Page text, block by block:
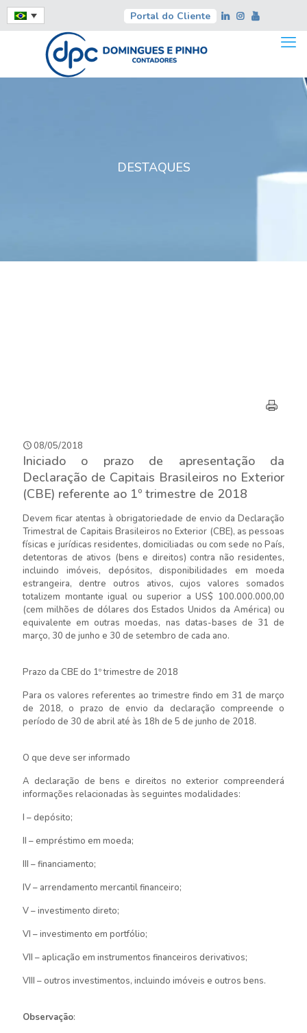
Portal do Cliente
DESTAQUES
08/05/2018
Iniciado o prazo de apresentação da
Declaração de Capitais Brasileiros no Exterior
(CBE) referente ao 1º trimestre de 2018
Devem ficar atentas à obrigatoriedade de envio da Declaração
Trimestral de Capitais Brasileiros no Exterior (CBE), as pessoas
físicas e jurídicas residentes, domiciliadas ou com sede no País,
detentoras de ativos (bens e direitos) contra não residentes,
incluindo imóveis, depósitos, disponibilidades em moeda
estrangeira, dentre outros ativos, cujos valores somados
totalizem montante igual ou superior a US$ 100.000.000,00
(cem milhões de dólares dos Estados Unidos da América) ou
equivalente em outras moedas, nas datas-bases de 31 de
março, 30 de junho e 30 de setembro de cada ano.
Prazo da CBE do 1º trimestre de 2018
Para os valores referentes ao trimestre findo em 31 de março
de 2018, o prazo de envio da declaração compreende o
período de 30 de abril até às 18h de 5 de junho de 2018.
O que deve ser informado
A declaração de bens e direitos no exterior compreenderá
informações relacionadas às seguintes modalidades:
I – depósito;
II – empréstimo em moeda;
III – financiamento;
IV – arrendamento mercantil financeiro;
V – investimento direto;
VI – investimento em portfólio;
VII – aplicação em instrumentos financeiros derivativos;
VIII – outros investimentos, incluindo imóveis e outros bens.
Observação: